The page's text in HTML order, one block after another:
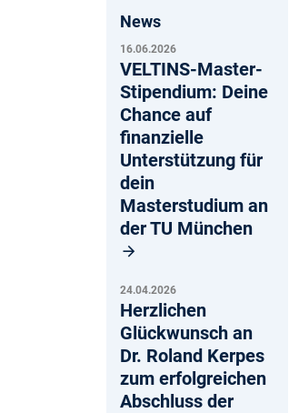
News
16.06.2026
VELTINS-Master-
Stipendium: Deine
Chance auf
finanzielle
Unterstützung für
dein
Masterstudium an
der TU München
24.04.2026
Herzlichen
Glückwunsch an
Dr. Roland Kerpes
zum erfolgreichen
Abschluss der